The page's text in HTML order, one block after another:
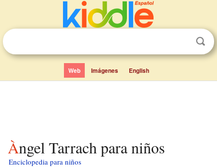
Web Imágenes English
Àngel Tarrach para niños
Enciclopedia para niños